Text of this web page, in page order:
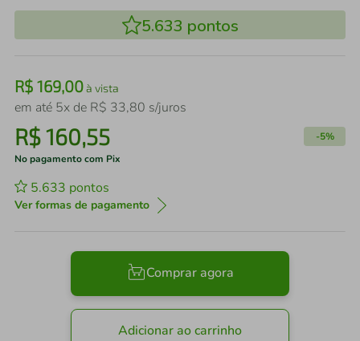
5.633 pontos
R$ 169,00à vista
em até 5x de R$ 33,80 s/juros
R$160,55 -5%
No pagamento com Pix
5.633 pontos
Ver formas de pagamento
Comprar agora
Adicionar ao carrinho